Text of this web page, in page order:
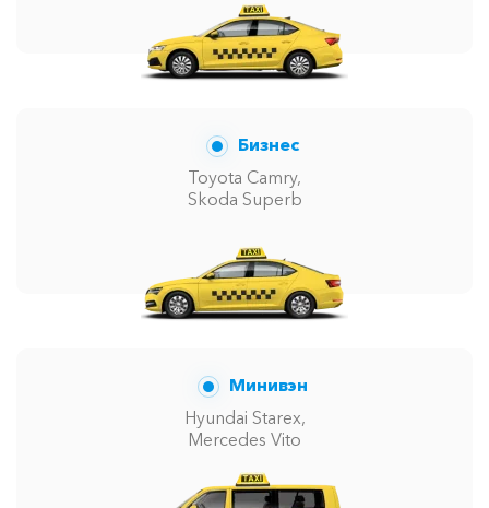
Бизнес
Toyota Camry,
Skoda Superb
Минивэн
Hyundai Starex,
Mercedes Vito